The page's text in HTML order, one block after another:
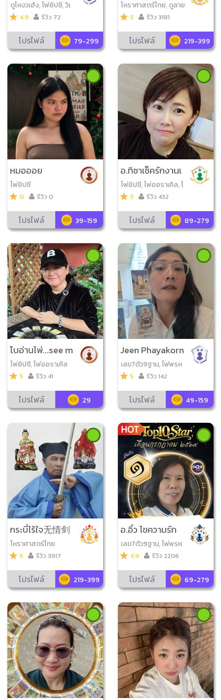
ดูโหงวเฮ้ง, ไพ่ยิปซี, วิเ
คราะห์เบอร์มือถือ, ไพ่อ
ณ, เลข7ตัว4ฐาน, ดูเล
ขมงคล, ไพ่ญาณ ณ โล
ฐ์
4.9 รีวิว 72
โปรไฟล์ 79-299
โหราศาสตร์ไทย, ดูลาย
มือ, ดูโหงวเฮ้ง, มหาทัก
5 รีวิว 3181
โปรไฟล์ 219-399
หมอออย
ไพ่ยิปซี
0 รีวิว 0
โปรไฟล์ 39-159
อ.ทิชาเช็ครักงานเ
งิน
ไพ่ยิปซี, ไพ่ออราเคิล, ไ
พ่สามก๊ก, ไพ่ไขชะตาออ
5 รีวิว 432
โปรไฟล์ 89-279
โบอ่านไพ่...see m
ore
ไพ่ยิปซี, ไพ่ออราเคิล
5 รีวิว 41
โปรไฟล์ 29
Jeen Phayakorn
เลข7ตัว9ฐาน, ไพ่พรห
มญาณ, เลข7ตัว4ฐาน
5 รีวิว 142
โปรไฟล์ 49-159
กระบี่ไร้ใจ无情剑
โหราศาสตร์ไทย
5 รีวิว 3917
โปรไฟล์ 219-399
อ.อิ๋ว ไขความรัก
เลข7ตัว9ฐาน, ไพ่พรห
มญาณ, กราฟชีวิต
4.9 รีวิว 2206
โปรไฟล์ 69-279